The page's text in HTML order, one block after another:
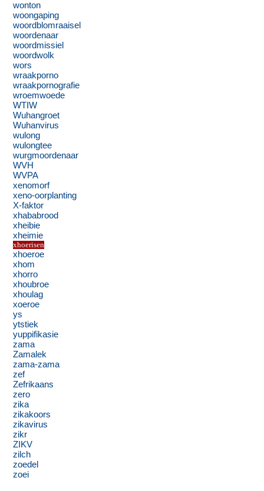
wonton
woongaping
woordblomraaisel
woordenaar
woordmissiel
woordwolk
wors
wraakporno
wraakpornografie
wroemwoede
WTIW
Wuhangroet
Wuhanvirus
wulong
wulongtee
wurgmoordenaar
WVH
WVPA
xenomorf
xeno-oorplanting
X-faktor
xhababrood
xheibie
xheimie
xhoerisen
xhoeroe
xhom
xhorro
xhoubroe
xhoulag
xoeroe
ys
ytstiek
yuppifikasie
zama
Zamalek
zama-zama
zef
Zefrikaans
zero
zika
zikakoors
zikavirus
zikr
ZIKV
zilch
zoedel
zoei